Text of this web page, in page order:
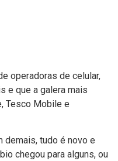
operadoras de celular,
e que a galera mais
Tesco Mobile e
demais, tudo é novo e
chegou para alguns, ou